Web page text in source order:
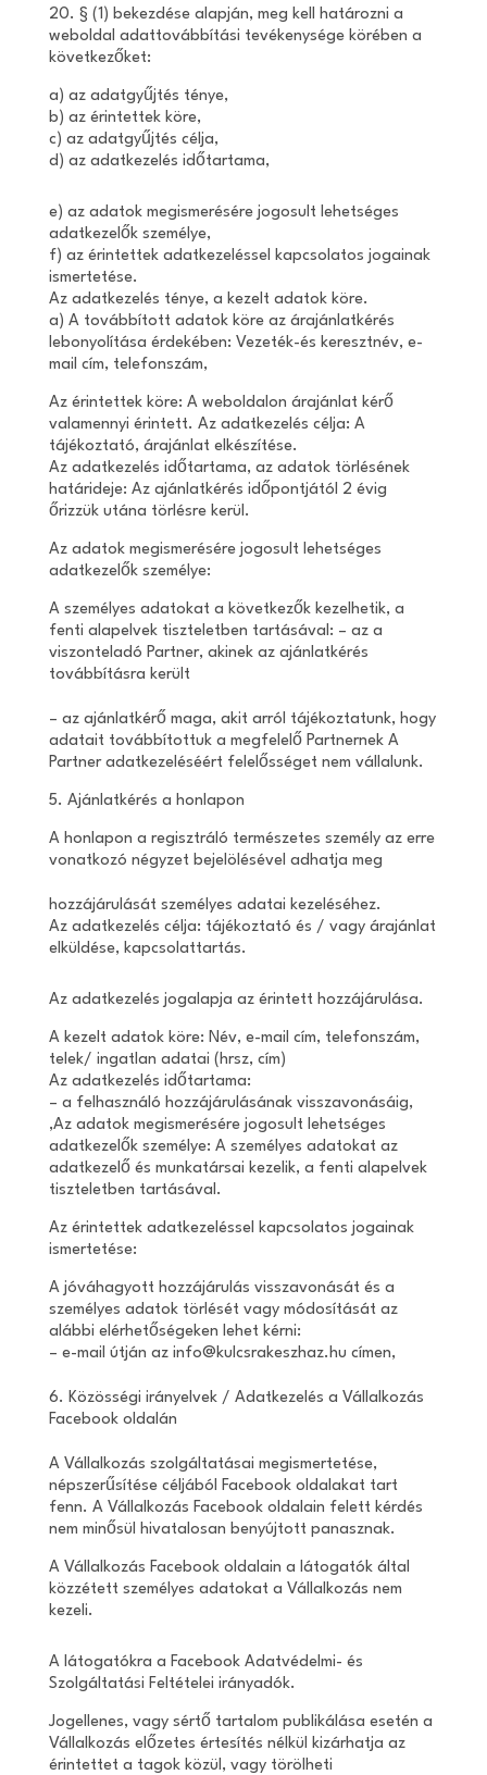
20. § (1) bekezdése alapján, meg kell határozni a
weboldal adattovábbítási tevékenysége körében a
következőket:
a) az adatgyűjtés ténye,
b) az érintettek köre,
c) az adatgyűjtés célja,
d) az adatkezelés időtartama,
e) az adatok megismerésére jogosult lehetséges
adatkezelők személye,
f) az érintettek adatkezeléssel kapcsolatos jogainak
ismertetése.
Az adatkezelés ténye, a kezelt adatok köre.
a) A továbbított adatok köre az árajánlatkérés
lebonyolítása érdekében: Vezeték-és keresztnév, e-
mail cím, telefonszám,
Az érintettek köre: A weboldalon árajánlat kérő
valamennyi érintett. Az adatkezelés célja: A
tájékoztató, árajánlat elkészítése.
Az adatkezelés időtartama, az adatok törlésének
határideje: Az ajánlatkérés időpontjától 2 évig
őrizzük utána törlésre kerül.
Az adatok megismerésére jogosult lehetséges
adatkezelők személye:
A személyes adatokat a következők kezelhetik, a
fenti alapelvek tiszteletben tartásával: – az a
viszonteladó Partner, akinek az ajánlatkérés
továbbításra került
– az ajánlatkérő maga, akit arról tájékoztatunk, hogy
adatait továbbítottuk a megfelelő Partnernek A
Partner adatkezeléséért felelősséget nem vállalunk.
5. Ajánlatkérés a honlapon
A honlapon a regisztráló természetes személy az erre
vonatkozó négyzet bejelölésével adhatja meg
hozzájárulását személyes adatai kezeléséhez.
Az adatkezelés célja: tájékoztató és / vagy árajánlat
elküldése, kapcsolattartás.
Az adatkezelés jogalapja az érintett hozzájárulása.
A kezelt adatok köre: Név, e-mail cím, telefonszám,
telek/ ingatlan adatai (hrsz, cím)
Az adatkezelés időtartama:
– a felhasználó hozzájárulásának visszavonásáig,
,Az adatok megismerésére jogosult lehetséges
adatkezelők személye: A személyes adatokat az
adatkezelő és munkatársai kezelik, a fenti alapelvek
tiszteletben tartásával.
Az érintettek adatkezeléssel kapcsolatos jogainak
ismertetése:
A jóváhagyott hozzájárulás visszavonását és a
személyes adatok törlését vagy módosítását az
alábbi elérhetőségeken lehet kérni:
– e-mail útján az info@kulcsrakeszhaz.hu címen,
6. Közösségi irányelvek / Adatkezelés a Vállalkozás
Facebook oldalán
A Vállalkozás szolgáltatásai megismertetése,
népszerűsítése céljából Facebook oldalakat tart
fenn. A Vállalkozás Facebook oldalain felett kérdés
nem minősül hivatalosan benyújtott panasznak.
A Vállalkozás Facebook oldalain a látogatók által
közzétett személyes adatokat a Vállalkozás nem
kezeli.
A látogatókra a Facebook Adatvédelmi- és
Szolgáltatási Feltételei irányadók.
Jogellenes, vagy sértő tartalom publikálása esetén a
Vállalkozás előzetes értesítés nélkül kizárhatja az
érintettet a tagok közül, vagy törölheti